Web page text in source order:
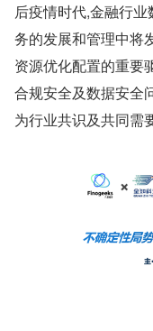
后疫情时代,金融行
务的发展和管理中将
资源优化配置的重要
合规安全及数据安全
为行业共识及共同需